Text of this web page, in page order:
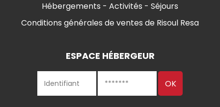
Hébergements - Activités - Séjours
Conditions générales de ventes de Risoul Resa
ESPACE HÉBERGEUR